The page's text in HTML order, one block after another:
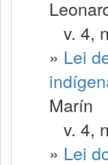
v. 4,
» Lei
Marín
v. 4,
» Lei